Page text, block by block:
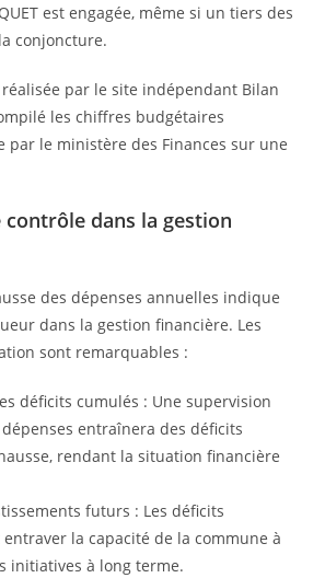
est engagée, même si un tiers des
conjoncture.
réalisée par le site indépendant Bilan
les chiffres budgétaires
par le ministère des Finances sur une
dans la gestion
des dépenses annuelles indique
dans la gestion financière. Les
sont remarquables :
déficits cumulés : Une supervision
entraînera des déficits
rendant la situation financière
futurs : Les déficits
la capacité de la commune à
initiatives à long terme.